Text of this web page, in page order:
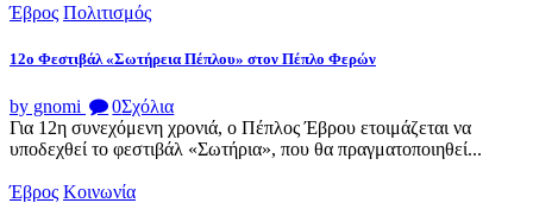
Έβρος Πολιτισμός
12ο Φεστιβάλ «Σωτήρεια Πέπλου» στον Πέπλο Φερών
by gnomi 0Σχόλια
Για 12η συνεχόμενη χρονιά, ο Πέπλος Έβρου ετοιμάζεται να
υποδεχθεί το φεστιβάλ «Σωτήρια», που θα πραγματοποιηθεί...
Έβρος Κοινωνία